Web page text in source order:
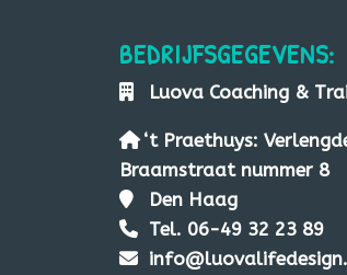
BEDRIJFSGEGEVENS:
Luova Coaching &
‘t Praethuys:
Braamstraat nummer 8
Den Haag
Tel. 06-49 32 23 89